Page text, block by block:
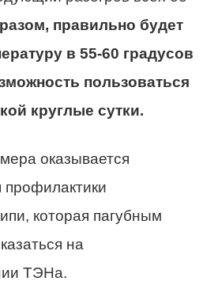
правильно будет
в 55-60 градусов
пользоваться
круглые сутки.
оказывается
профилактики
которая пагубным
на
ТЭНа.